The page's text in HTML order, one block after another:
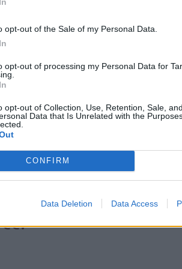
opt-out of the Sale of my Personal Data.
opt-out of processing my Personal Data for
opt-out of Collection, Use, Retention, Sale,
Data that Is Unrelated with the
CONFIRM
Data Deletion Data Access
novemberében és
száma. Míg 2019.
el, 2020-ban
at az
ez